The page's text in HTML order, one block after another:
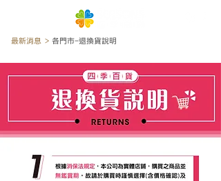
最新消息 > 各門市-退換貨說明